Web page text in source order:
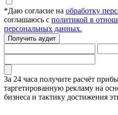
*Даю согласие на обработку
соглашаюсь с политикой в
персональных данных.
Получить аудит
За 24 часа получите расчёт
таргетированную рекламу на
бизнеса и тактику достижения